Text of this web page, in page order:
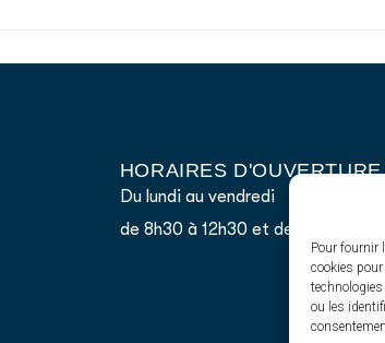
Pour fournir
cookies
ou les
HORAIRES D'OUVERTURE
Du lundi au vendredi
de 8h30 à 12h30 et de 13h45 à